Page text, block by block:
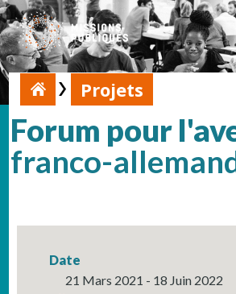
Projets
Forum pour
franco-
Date
21 Mars 2021 - 18 Juin 2022